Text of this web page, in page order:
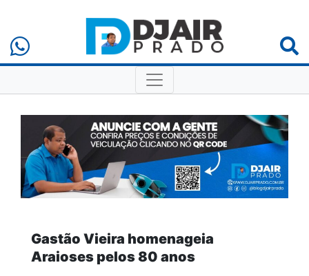
Gastão Vieira homenageia
Araioses pelos 80 anos